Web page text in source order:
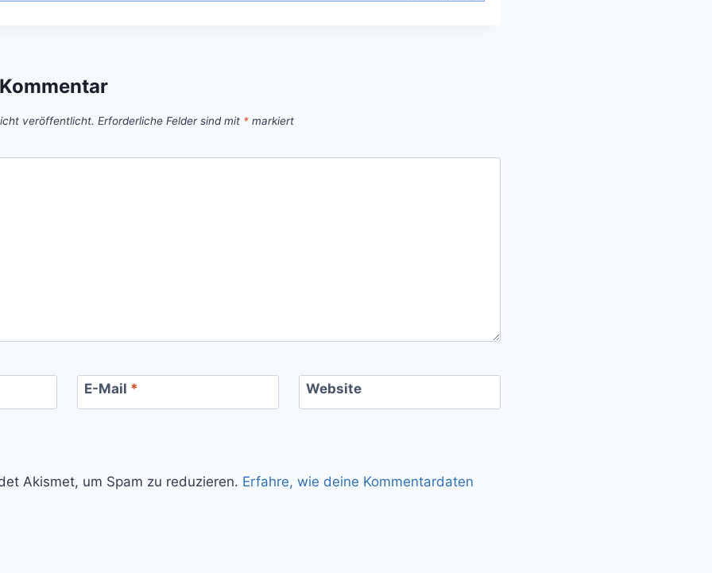
veröffentlicht. Erforderliche Felder sind mit * markiert
E-Mail * Website
Akismet, um Spam zu reduzieren. Erfahre, wie deine Kommentardaten